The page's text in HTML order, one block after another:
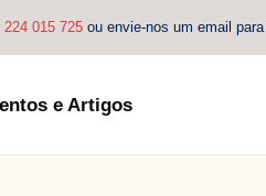
224 015 725 ou envie-nos um email para
e Artigos